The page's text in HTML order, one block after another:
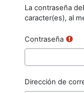
La contraseña
caracter(es), al
Contraseña
Dirección de